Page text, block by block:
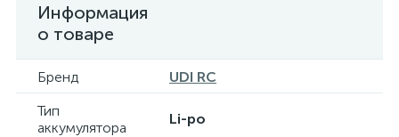
Информация
о товаре
Бренд
UDI RC
Тип
аккумулятора
Li-po